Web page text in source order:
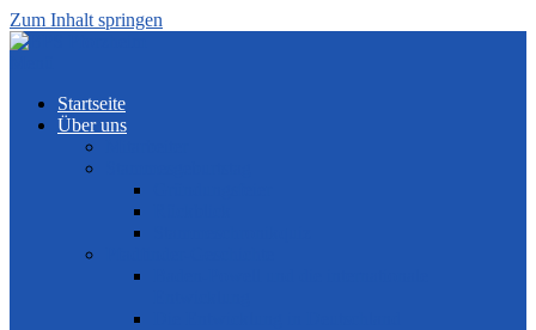
Zum Inhalt springen
Startseite
Über uns